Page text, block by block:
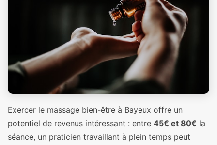
Exercer le massage bien-être à Bayeux offre un
potentiel de revenus intéressant : entre 45€ et 80€ la
séance, un praticien travaillant à plein temps peut